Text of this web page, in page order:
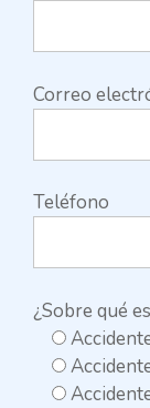
Correo
Teléfono
¿Sobre qué